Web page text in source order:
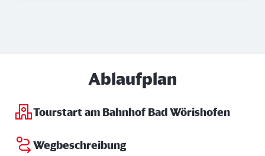
Ablaufplan
Tourstart am Bahnhof Bad Wörishofen
Wegbeschreibung